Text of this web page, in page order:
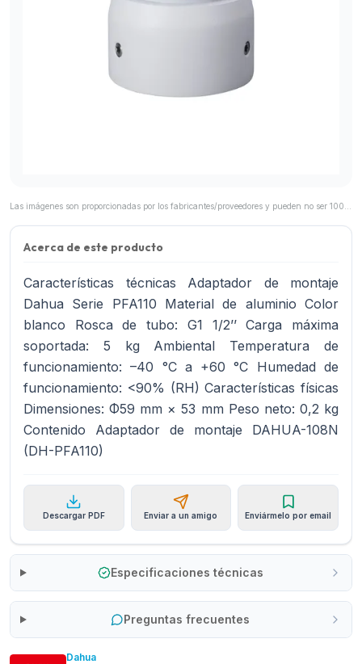
Acerca de este producto
Características técnicas Adaptador de montaje
Dahua Serie PFA110 Material de aluminio Color
blanco Rosca de tubo: G1 1/2’’ Carga máxima
soportada: 5 kg Ambiental Temperatura de
funcionamiento: –40 °C a +60 °C Humedad de
funcionamiento: <90% (RH) Características físicas
Dimensiones: Φ59 mm × 53 mm Peso neto: 0,2 kg
Contenido Adaptador de montaje DAHUA-108N
(DH-PFA110)
Descargar PDF Enviar a un amigo Enviármelo por email
Especificaciones técnicas
Preguntas frecuentes
Dahua